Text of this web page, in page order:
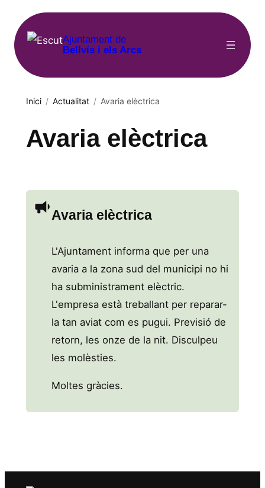
contingut
Ajuntament de
Bellvís i els Arcs
Inici / Actualitat / Avaria elèctrica
Avaria elèctrica
Avaria elèctrica
L'Ajuntament informa que per una
avaria a la zona sud del municipi no hi
ha subministrament elèctric.
L'empresa està treballant per reparar-
la tan aviat com es pugui. Previsió de
retorn, les onze de la nit. Disculpeu
les molèsties.
Moltes gràcies.